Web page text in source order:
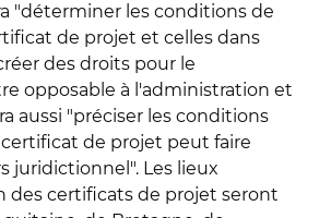
"déterminer les conditions de
de projet et celles dans
des droits pour le
opposable à l'administration et
aussi "préciser les conditions
de projet peut faire
juridictionnel". Les lieux
des certificats de projet seront